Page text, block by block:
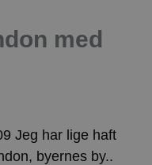
med
Jeg har lige haft
byernes by..